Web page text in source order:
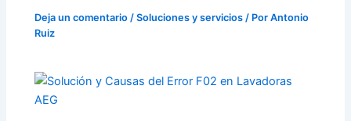
Deja un comentario /Soluciones y servicios / PorAntonio
Ruiz